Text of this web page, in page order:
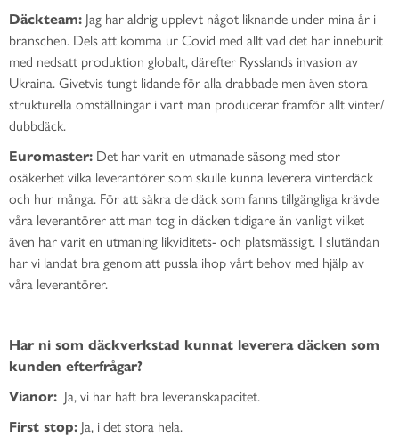
Däckteam: Jag har aldrig upplevt något liknande under mina år i
branschen. Dels att komma ur Covid med allt vad det har inneburit
med nedsatt produktion globalt, därefter Rysslands invasion av
Ukraina. Givetvis tungt lidande för alla drabbade men även stora
strukturella omställningar i vart man producerar framför allt vinter/
dubbdäck.
Euromaster: Det har varit en utmanade säsong med stor
osäkerhet vilka leverantörer som skulle kunna leverera vinterdäck
och hur många. För att säkra de däck som fanns tillgängliga krävde
våra leverantörer att man tog in däcken tidigare än vanligt vilket
även har varit en utmaning likviditets- och platsmässigt. I slutändan
har vi landat bra genom att pussla ihop vårt behov med hjälp av
våra leverantörer.
Har ni som däckverkstad kunnat leverera däcken som
kunden efterfrågar?
Vianor: Ja, vi har haft bra leveranskapacitet.
First stop: Ja, i det stora hela.